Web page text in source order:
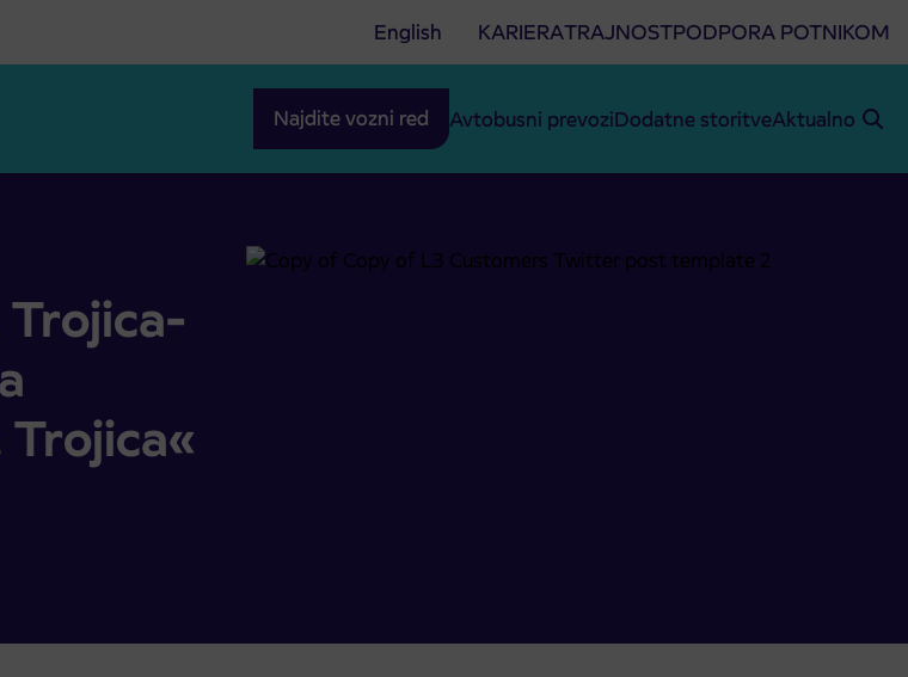
English KARIERATRAJNOSTPODPORA POTNIKOM
Najdite vozni red Avtobusni prevoziDodatne storitveAktualno
križišča »Sv. Trojica«
Trojica-